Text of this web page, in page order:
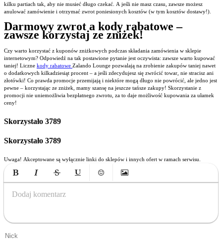
kilku partiach tak, aby nie musieć długo czekać. A jeśli nie masz czasu, zawsze możesz
anulować zamówienie i otrzymać zwrot poniesionych kosztów (w tym kosztów dostawy!).
Darmowy zwrot a kody rabatowe –
zawsze korzystaj ze zniżek!
Czy warto korzystać z kuponów zniżkowych podczas składania zamówienia w sklepie
internetowym? Odpowiedź na tak postawione pytanie jest oczywista: zawsze warto kupować
taniej! Liczne kody rabatowe Zalando Lounge pozwalają na zrobienie zakupów taniej nawet
o dodatkowych kilkadziesiąt procent – a jeśli zdecydujesz się zwrócić towar, nie stracisz ani
złotówki! Co prawda promocje przemijają i niektóre mogą długo nie powrócić, ale jedno jest
pewne – korzystając ze zniżek, mamy szansę na jeszcze tańsze zakupy! Skorzystanie z
promocji nie uniemożliwia bezpłatnego zwrotu, za to daje możliwość kupowania za ułamek
ceny!
Skorzystało 3789
Skorzystało 3789
Uwaga! Akceptowane są wyłącznie linki do sklepów i innych ofert w ramach serwisu.
Bold Italic Strikethrough
UnderlineEmoticonsInsert Image
Dodaj komentarz